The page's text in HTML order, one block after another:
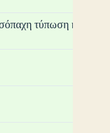
τύπωση και